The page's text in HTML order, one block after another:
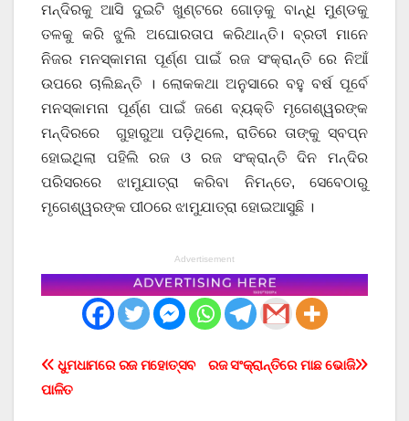
ମନ୍ଦିରକୁ ଆସି ଦୁଇଟି ଖୁଣ୍ଟରେ ଗୋଡ଼କୁ ବାନ୍ଧି ମୁଣ୍ଡକୁ
ତଳକୁ କରି ଝୁଲି ଅଘୋରତାପ କରିଥାନ୍ତି। ବ୍ରତୀ ମାନେ
ନିଜର ମନସ୍କାମନା ପୂର୍ଣ୍ଣ ପାଇଁ ରଜ ସଂକ୍ରାନ୍ତି ରେ ନିଆଁ
ଉପରେ ଚାଲିଛନ୍ତି । ଲୋକକଥା ଅନୁସାରେ ବହୁ ବର୍ଷ ପୂର୍ବେ
ମନସ୍କାମନା ପୂର୍ଣ୍ଣ ପାଇଁ ଜଣେ ବ୍ୟକ୍ତି ମୃଗେଶ୍ୱରଙ୍କ
ମନ୍ଦିରରେ ଗୁହାରୁଆ ପଡ଼ିଥିଲେ, ରାତିରେ ତାଙ୍କୁ ସ୍ବପ୍ନ
ହୋଇଥିଲା ପହିଲି ରଜ ଓ ରଜ ସଂକ୍ରାନ୍ତି ଦିନ ମନ୍ଦିର
ପରିସରରେ ଝାମୁଯାତ୍ରା କରିବା ନିମନ୍ତେ, ସେବେଠାରୁ
ମୃଗେଶ୍ୱରଙ୍କ ପୀଠରେ ଝାମୁଯାତ୍ରା ହୋଇଆସୁଛି ।
Advertisement
Post
ରଜ ସଂକ୍ରାନ୍ତିରେ ମାଛ ଭୋଜି
ଧୁମଧାମରେ ରଜ ମହୋତ୍ସବ
ପାଳିତ